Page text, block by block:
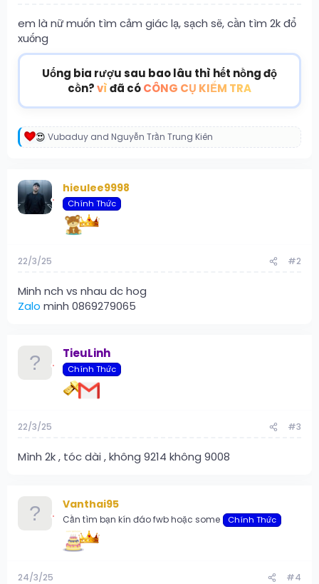
em là nữ muốn tìm cảm giác lạ, sạch sẽ, cần tìm 2k đổ
xuống
Uống bia rượu sau bao lâu thì hết nồng độ
cồn?vìđã cóCÔNG CỤ KIỂM TRA
R
t
i
o
Vubaduy and Nguyễn Trần Trung Kiên
hieulee9998
Chính Thức
22/3/25 #2
Minh nch vs nhau dc hog
Zalo minh 0869279065
TieuLinh
Chính Thức
22/3/25 #3
Mình 2k , tóc dài , không 9214 không 9008
Vanthai95
Cần tìm bạn kín đáo fwb hoặc some Chính Thức
24/3/25 #4